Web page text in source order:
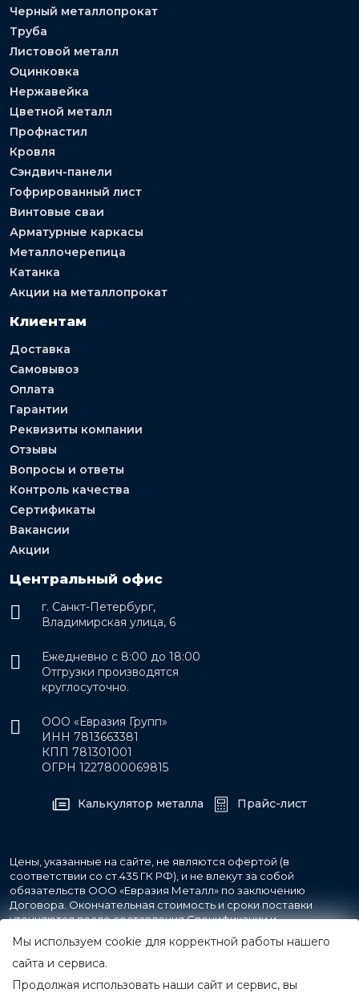
Черный металлопрокат
Труба
Листовой металл
Оцинковка
Нержавейка
Цветной металл
Профнастил
Кровля
Сэндвич-панели
Гофрированный лист
Винтовые сваи
Арматурные каркасы
Металлочерепица
Катанка
Акции на металлопрокат
Клиентам
Доставка
Самовывоз
Оплата
Гарантии
Реквизиты компании
Отзывы
Вопросы и ответы
Контроль качества
Сертификаты
Вакансии
Акции
Центральный офис
г. Санкт-Петербург,
Владимирская улица, 6
Ежедневно с 8:00 до 18:00
Отгрузки производятся
круглосуточно.
ООО «Евразия Групп»
ИНН 7813663381
КПП 781301001
ОГРН 1227800069815
Калькулятор металла Прайс-лист
Цены, указанные на сайте, не являются офертой (в
соответствии со ст.435 ГК РФ), и не влекут за собой
обязательств ООО «Евразия Металл» по заключению
Договора. Окончательная стоимость и сроки поставки
уточняются после составления Спецификации и
фиксируются в Счете на оплату, а также Спецификации на
поставку товара.
© 2007-2026 Все права защищены.
Мы используем cookie для корректной работы нашего
сайта и сервиса.
Продолжая использовать наши сайт и сервис, вы